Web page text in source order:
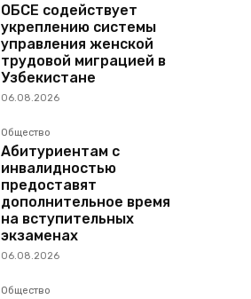
ОБСЕ содействует
укреплению системы
управления женской
трудовой миграцией в
Узбекистане
06.08.2026
Общество
Абитуриентам с
инвалидностью
предоставят
дополнительное время
на вступительных
экзаменах
06.08.2026
Общество